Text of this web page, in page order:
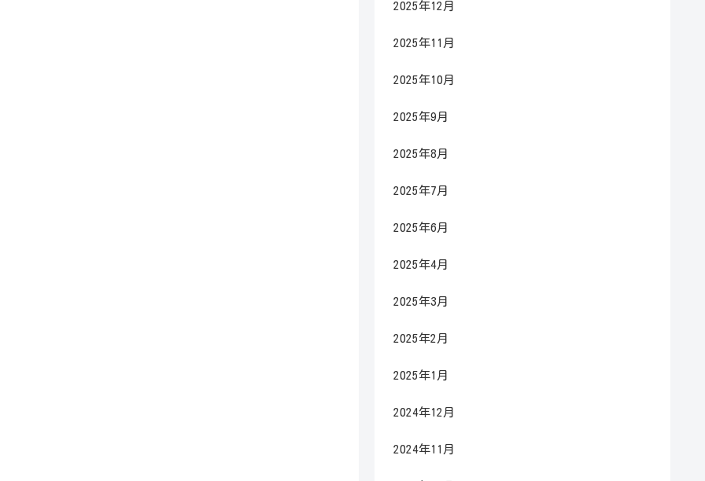
2025年12月
2025年11月
2025年10月
2025年9月
2025年8月
2025年7月
2025年6月
2025年4月
2025年3月
2025年2月
2025年1月
2024年12月
2024年11月